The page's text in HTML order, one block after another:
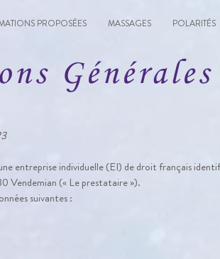
PROPOSÉES MASSAGES POLARITÉS
entreprise individuelle (EI) de droit français
Vendemian (« Le prestataire »).
suivantes :